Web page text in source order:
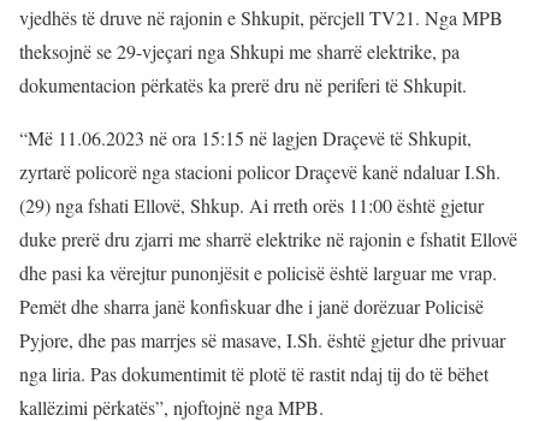
vjedhës të druve në rajonin e Shkupit, përcjell TV21. Nga MPB
theksojnë se 29-vjeçari nga Shkupi me sharrë elektrike, pa
dokumentacion përkatës ka prerë dru në periferi të Shkupit.
“Më 11.06.2023 në ora 15:15 në lagjen Draçevë të Shkupit,
zyrtarë policorë nga stacioni policor Draçevë kanë ndaluar I.Sh.
(29) nga fshati Ellovë, Shkup. Ai rreth orës 11:00 është gjetur
duke prerë dru zjarri me sharrë elektrike në rajonin e fshatit Ellovë
dhe pasi ka vërejtur punonjësit e policisë është larguar me vrap.
Pemët dhe sharra janë konfiskuar dhe i janë dorëzuar Policisë
Pyjore, dhe pas marrjes së masave, I.Sh. është gjetur dhe privuar
nga liria. Pas dokumentimit të plotë të rastit ndaj tij do të bëhet
kallëzimi përkatës”, njoftojnë nga MPB.